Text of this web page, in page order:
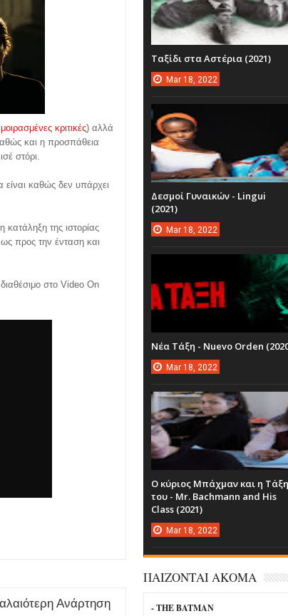
κριτικές) αλλά
και η προσπάθεια
στόρι.
είναι καθώς δεν υπάρχει
κατάληξη της ιστορίας
προς την ένταση και
στο Video On
Ανάρτηση
Ταξίδι στα Αστέρια (2021)
Mar 18, 2022
Δεσμοί Γυναικών - Lingui
(2021)
Mar 18, 2022
Νέα Τάξη - Nuevo Orden
Mar 18, 2022
Ο κύριος Μπάχμαν και η Τάξη
του - Mr. Bachmann and His
Class (2021)
Mar 18, 2022
ΠΑΙΖΟΝΤΑΙ ΑΚΟΜΑ
- THE BATMAN